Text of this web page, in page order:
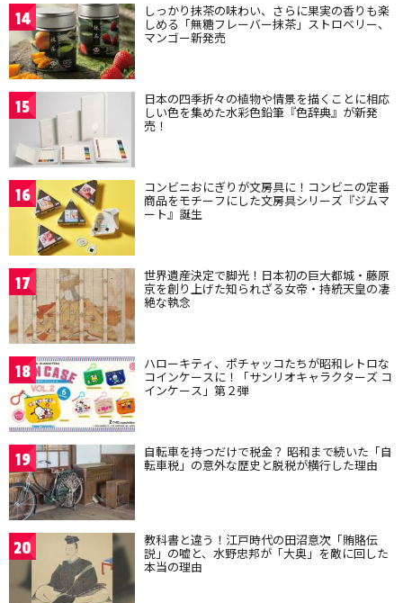
14 しっかり抹茶の味わい、さらに果実の香りも楽
しめる「無糖フレーバー抹茶」ストロベリー、
マンゴー新発売
15 日本の四季折々の植物や情景を描くことに相応
しい色を集めた水彩色鉛筆『色辞典』が新発
売！
16 コンビニおにぎりが文房具に！コンビニの定番
商品をモチーフにした文房具シリーズ『ジムマ
ート』誕生
17 世界遺産決定で脚光！日本初の巨大都城・藤原
京を創り上げた知られざる女帝・持統天皇の凄
絶な執念
18 ハローキティ、ポチャッコたちが昭和レトロな
コインケースに！「サンリオキャラクターズ コ
インケース」第２弾
19 自転車を持つだけで税金？ 昭和まで続いた「自
転車税」の意外な歴史と脱税が横行した理由
20 教科書と違う！江戸時代の田沼意次「賄賂伝
説」の嘘と、水野忠邦が「大奥」を敵に回した
本当の理由